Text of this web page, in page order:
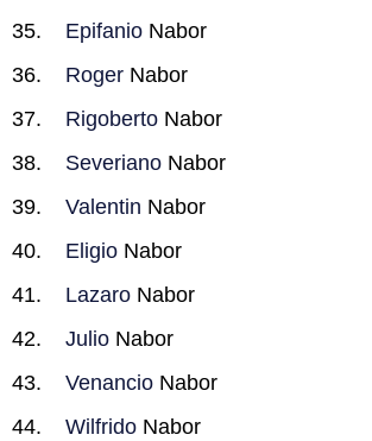
Epifanio Nabor
Roger Nabor
Rigoberto Nabor
Severiano Nabor
Valentin Nabor
Eligio Nabor
Lazaro Nabor
Julio Nabor
Venancio Nabor
Wilfrido Nabor